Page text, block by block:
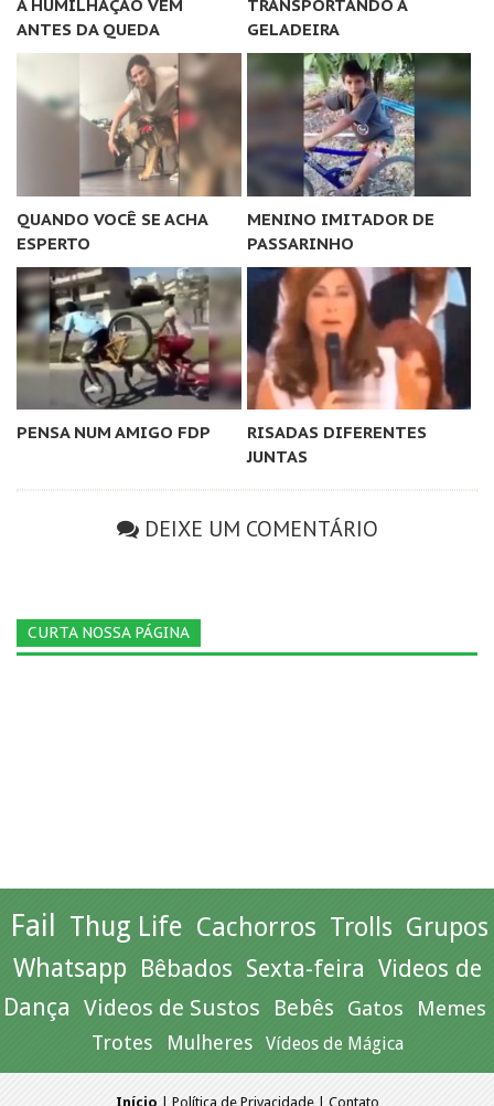
A HUMILHAÇÃO VEM
ANTES DA QUEDA
TRANSPORTANDO A
GELADEIRA
QUANDO VOCÊ SE ACHA
ESPERTO
MENINO IMITADOR DE
PASSARINHO
PENSA NUM AMIGO FDP
RISADAS DIFERENTES
JUNTAS
DEIXE UM COMENTÁRIO
CURTA NOSSA PÁGINA
Fail Thug Life Cachorros Trolls Grupos
Whatsapp Bêbados Sexta-feira Videos de
Dança Videos de Sustos Bebês Gatos Memes
Trotes Mulheres Vídeos de Mágica
Início Política de Privacidade| Contato